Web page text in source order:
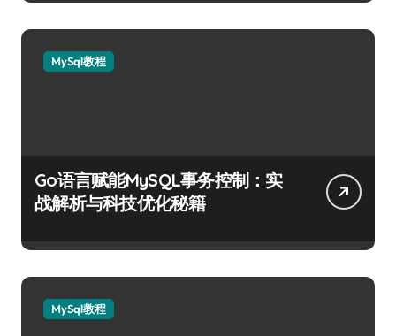
MySql教程
Go语言赋能MySQL事务控制：实
战解析与科技优化秘籍
MySql教程